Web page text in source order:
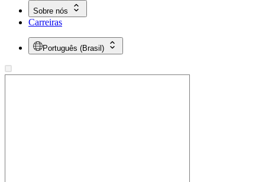
Sobre nós
Carreiras
Português (Brasil)